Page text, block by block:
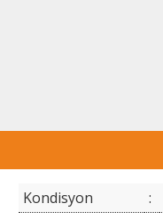
Kondisyon :